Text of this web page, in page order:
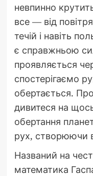
невпинно
все — від
течій і навіть
є справжньою
проявляється
спостерігаємо
обертається.
дивитеся на
обертання
рух, створюючи
Названий на
математика